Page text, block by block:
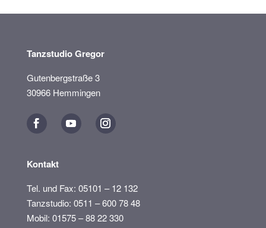
Tanzstudio Gregor
Gutenbergstraße 3
30966 Hemmingen
Kontakt
Tel. und Fax: 05101 – 12 132
Tanzstudio: 0511 – 600 78 48
Mobil: 01575 – 88 22 330